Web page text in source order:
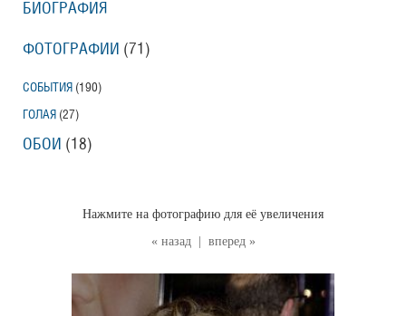
« назад вперед »
Нажмите на фотографию для её увеличения
БИОГРАФИЯ
ФОТОГРАФИИ (71 )
СОБЫТИЯ (190)
ГОЛАЯ (27)
ОБОИ (18)